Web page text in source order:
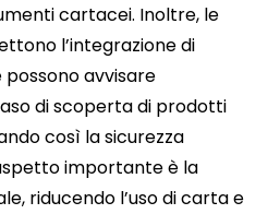
cartacei. Inoltre, le
l’integrazione di
avvisare
di scoperta di prodotti
così la sicurezza
importante è la
riducendo l’uso di carta e